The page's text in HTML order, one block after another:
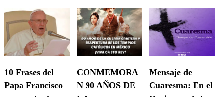
10 Frases del
Papa Francisco
CONMEMORA
N 90 AÑOS DE
Mensaje de
Cuaresma: En el